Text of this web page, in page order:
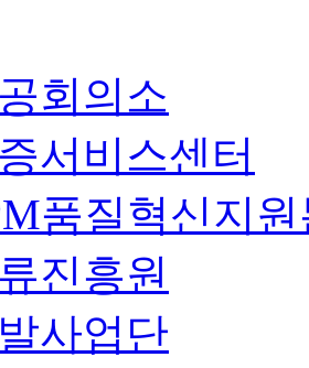
회의소
서비스센터
품질혁신지
진흥원
사업단